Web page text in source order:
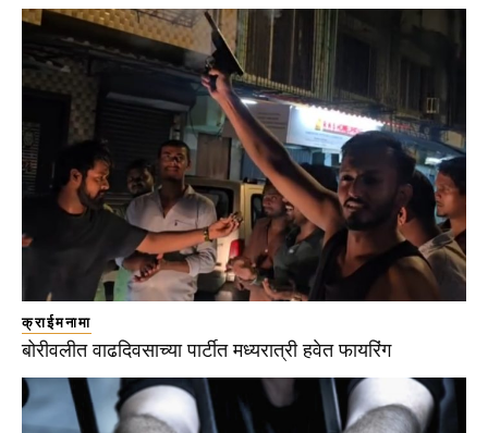
क्राईमनामा
बोरीवलीत वाढदिवसाच्या पार्टीत मध्यरात्री हवेत फायरिंग